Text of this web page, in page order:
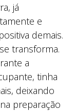
já
e
demais.
transforma.
a
tinha
deixando
preparação